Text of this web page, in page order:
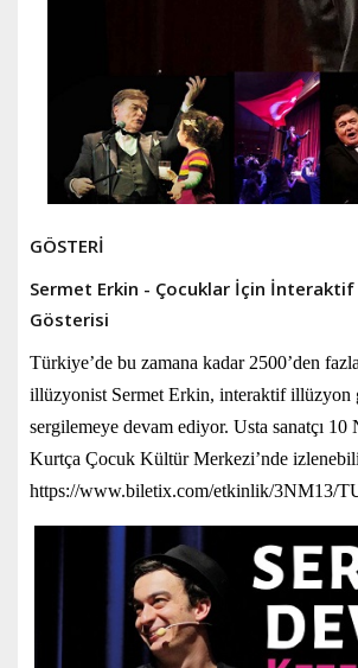
GÖSTERİ
Sermet Erkin - Çocuklar İçin
Gösterisi
Türkiye’de bu zamana kadar 2500’den
illüzyonist Sermet Erkin, interaktif illüzyon
sergilemeye devam ediyor. Usta sanatçı 10
Kurtça Çocuk Kültür Merkezi’nde
https://www.biletix.com/etkinlik/3NM13/